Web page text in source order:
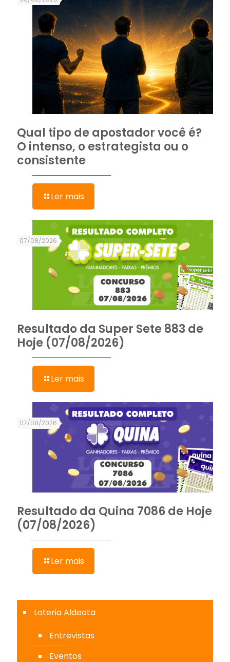
Qual tipo de apostador você é?
O intenso, o estrategista ou o
consistente
Ler mais
07/08/2026
Resultado da Super Sete 883 de
Hoje (07/08/2026)
Ler mais
07/08/2026
Resultado da Quina 7086 de Hoje
(07/08/2026)
Ler mais
Loteria Aldeota
Entrevistas
Eventos